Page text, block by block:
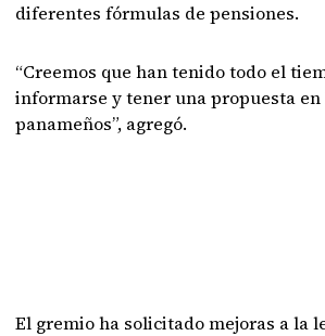
diferentes fórmulas de pensiones.
“Creemos que han tenido todo el
informarse y tener una propuesta en
panameños”, agregó.
El gremio ha solicitado mejoras a la